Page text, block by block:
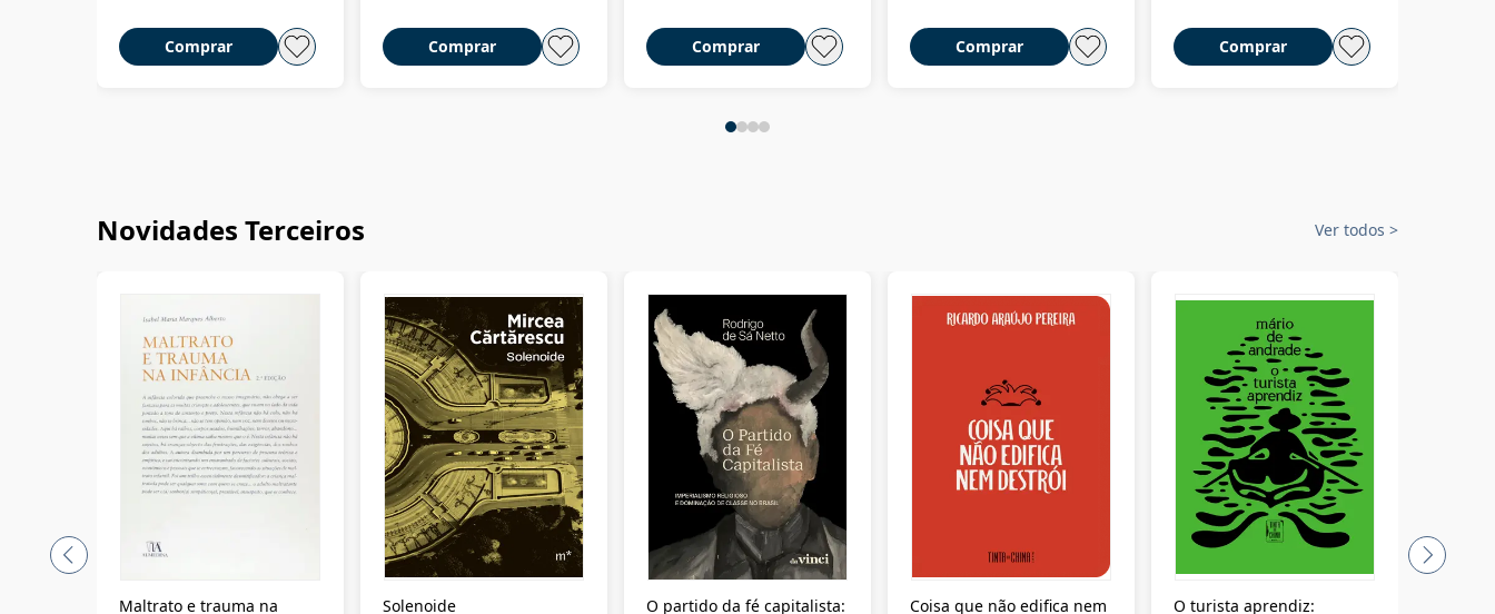
Comprar Comprar Comprar Comprar Comprar
Novidades Terceiros Ver todos >
Maltrato e trauma na
Solenoide
O partido da fé capitalista:
Coisa que não edifica nem
O turista aprendiz: